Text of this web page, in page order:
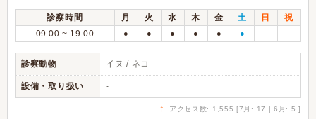
診察時間 月 火 水 木 金 土 日
祝
09:00 ~ 19:00
● ● ● ● ● ●
診察動物 イヌ / ネコ
設備・取り扱い -
↑ アクセス数: 1,555 [7月: 17 | 6月: 5 ]